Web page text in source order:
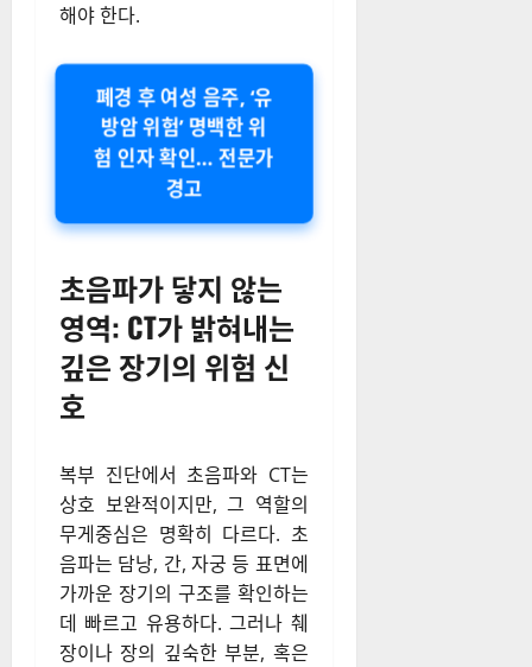
해야 한다.
폐경 후 여성 음주, ‘유
방암 위험’ 명백한 위
험 인자 확인… 전문가
경고
초음파가 닿지 않는
영역: CT가 밝혀내는
깊은 장기의 위험 신
호
복부 진단에서 초음파와 CT는
상호 보완적이지만, 그 역할의
무게중심은 명확히 다르다. 초
음파는 담낭, 간, 자궁 등 표면에
가까운 장기의 구조를 확인하는
데 빠르고 유용하다. 그러나 췌
장이나 장의 깊숙한 부분, 혹은